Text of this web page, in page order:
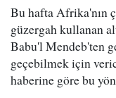
Bu hafta Afrika'nın
güzergah kullanan
Babu'l Mendeb'ten
geçebilmek için
haberine göre bu